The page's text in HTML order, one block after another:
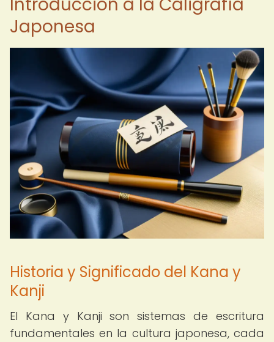
Japonesa
Historia y Significado del Kana y
Kanji
El Kana y Kanji son sistemas de escritura
fundamentales en la cultura japonesa, cada